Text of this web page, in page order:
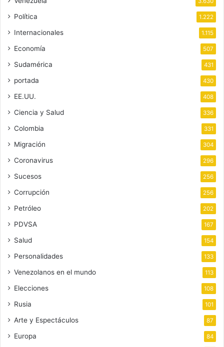
Política 1.222
Internacionales 1.115
Economía 507
Sudamérica 431
portada 430
EE.UU. 408
Ciencia y Salud 336
Colombia 331
Migración 304
Coronavirus 296
Sucesos 256
Corrupción 256
Petróleo 202
PDVSA 167
Salud 154
Personalidades 133
Venezolanos en el mundo 113
Elecciones 108
Rusia 101
Arte y Espectáculos 87
Europa 84